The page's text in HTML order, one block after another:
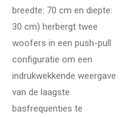
breedte: 70 cm en diepte:
30 cm) herbergt twee
woofers in een push-pull
configuratie om een
indrukwekkende weergave
van de laagste
basfrequenties te